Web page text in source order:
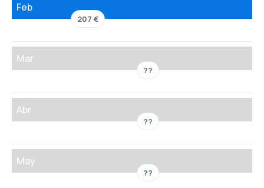
Feb
207 €
Mar
??
Abr
??
May
??